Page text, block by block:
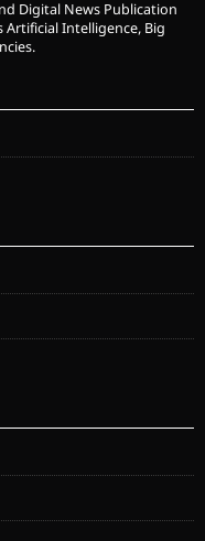
Digital News Publication
Intelligence, Big